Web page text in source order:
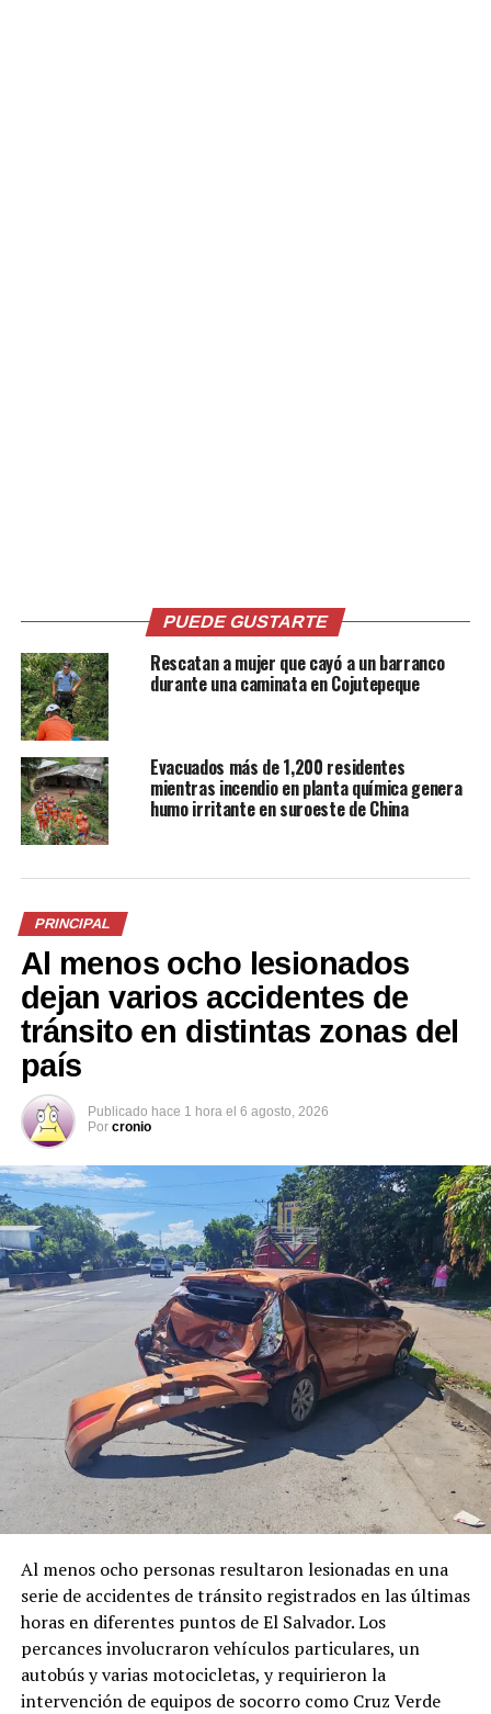
Me gusta esto:
Relacionado
Teófilo Valladares, el valiente
conductor que transportó el
camión con zacate en
llamas hasta una zona
segura
21 febrero, 2020
En «Sucesos»
Santa Rosa de Lima, La
Unión
11 septiembre, 2025
En «Nacionales»
FOTOS: Manejar bajo los
efectos del alcohol le cuesta
la vida a un hombre en Santa
Rosa de Lima, La Unión
20 julio, 2019
En «Nacionales»
RELATED TOPICS: AGUA BOMBEROS
CAMIÓN
INCENDIO
LA UNIÓN
PRINCIPAL1
SANTA ROSA DE LIMA.
ZACATE
UP NEXT
Internautas denuncian a mujeres que limpian parabrisas
por mantener a niña en un enrejado, desnuda y en plena
vía pública
FOTOS: Otro motorista del transporte público es captado
“chateando” mientras conduce
PUEDE GUSTARTE
Rescatan a mujer que cayó a un barranco
durante una caminata en Cojutepeque
Evacuados más de 1,200 residentes
mientras incendio en planta química genera
humo irritante en suroeste de China
PRINCIPAL
Al menos ocho lesionados
dejan varios accidentes de
tránsito en distintas zonas del
país
Publicado hace 1 hora el 6 agosto, 2026
Por cronio
Al menos ocho personas resultaron lesionadas en una
serie de accidentes de tránsito registrados en las últimas
horas en diferentes puntos de El Salvador. Los
percances involucraron vehículos particulares, un
autobús y varias motocicletas, y requirieron la
intervención de equipos de socorro como Cruz Verde